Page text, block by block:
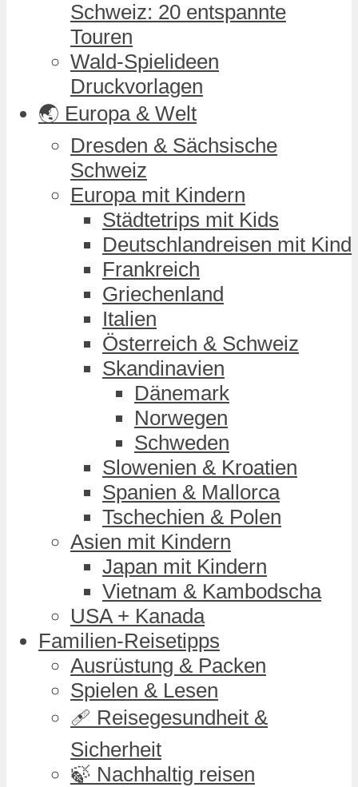
Schweiz: 20 entspannte
Touren
Wald-Spielideen
Druckvorlagen
🌏 Europa & Welt
Dresden & Sächsische
Schweiz
Europa mit Kindern
Städtetrips mit Kids
Deutschlandreisen mit Kind
Frankreich
Griechenland
Italien
Österreich & Schweiz
Skandinavien
Dänemark
Norwegen
Schweden
Slowenien & Kroatien
Spanien & Mallorca
Tschechien & Polen
Asien mit Kindern
Japan mit Kindern
Vietnam & Kambodscha
USA + Kanada
Familien-Reisetipps
Ausrüstung & Packen
Spielen & Lesen
🩹 Reisegesundheit &
Sicherheit
🍃 Nachhaltig reisen